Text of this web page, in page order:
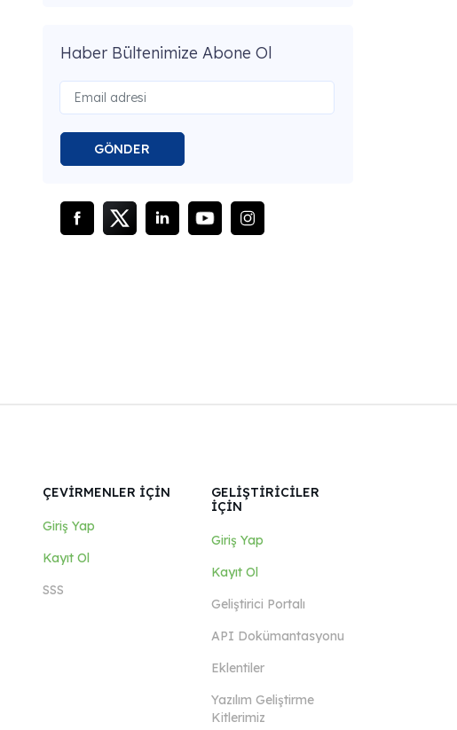
Haber Bültenimize Abone Ol
GÖNDER
ÇEVİRMENLER İÇİN
Giriş Yap
Kayıt Ol
SSS
GELİŞTİRİCİLER
İÇİN
Giriş Yap
Kayıt Ol
Geliştirici Portalı
API Dokümantasyonu
Eklentiler
Yazılım Geliştirme
Kitlerimiz